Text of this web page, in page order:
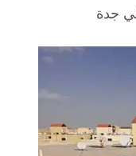
جدة